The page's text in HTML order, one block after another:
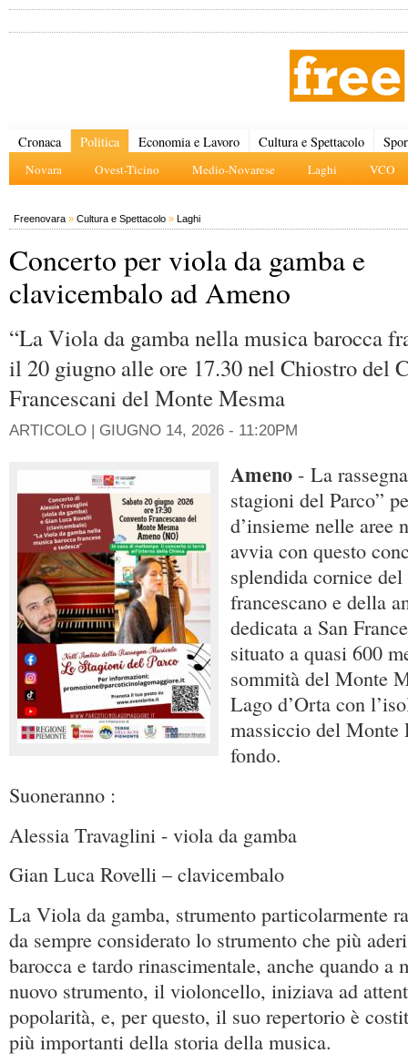
Cronaca Politica
Novara Ovest-Ticino Medio-Novarese Laghi VCO
Economia e Lavoro Cultura e Spettacolo
Freenovara » Cultura e Spettacolo » Laghi
Concerto per viola da gamba e
clavicembalo ad Ameno
“La Viola da gamba nella musica barocca
il 20 giugno alle ore 17.30 nel Chiostro del
Francescani del Monte Mesma
ARTICOLO | GIUGNO 14, 2026 - 11:20PM
Ameno - La
stagioni del Parco”
d’insieme nelle aree
avvia con questo
splendida cornice del
francescano e della
dedicata a San
situato a quasi 600
sommità del Monte
Lago d’Orta con
massiccio del Monte
fondo.
Suoneranno :
Alessia Travaglini - viola da gamba
Gian Luca Rovelli – clavicembalo
La Viola da gamba, strumento particolarmente
da sempre considerato lo strumento che più
barocca e tardo rinascimentale, anche quando a
nuovo strumento, il violoncello, iniziava ad
popolarità, e, per questo, il suo repertorio è
più importanti della storia della musica.